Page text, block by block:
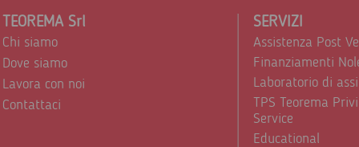
TEOREMA Srl
Chi siamo
Dove siamo
Lavora con noi
Contattaci
SERVIZI
Assistenza Post
Finanziamenti
Laboratorio di
TPS Teorema
Service
Educational